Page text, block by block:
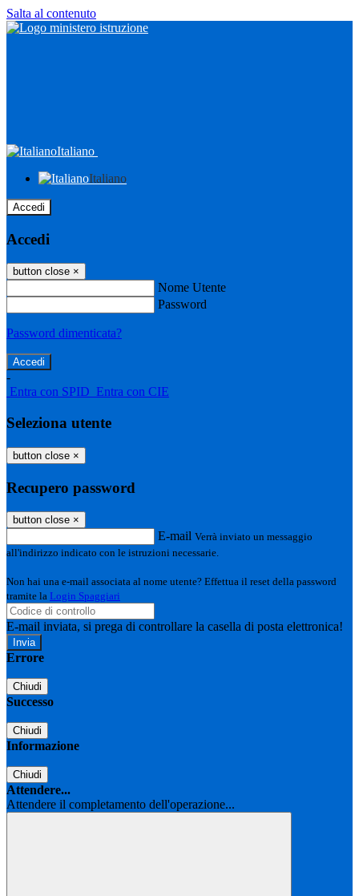
Salta al contenuto
Italiano
Italiano
Accedi
Accedi
button close ×
Nome Utente
Password
Password dimenticata?
-
Entra con SPID Entra con CIE
Seleziona utente
button close ×
Recupero password
button close ×
E-mail Verrà inviato un messaggio
all'indirizzo indicato con le istruzioni necessarie.
Non hai una e-mail associata al nome utente? Effettua il reset della password
tramite la Login Spaggiari
E-mail inviata, si prega di controllare la casella di posta elettronica!
Errore
Chiudi
Successo
Chiudi
Informazione
Chiudi
Attendere...
Attendere il completamento dell'operazione...